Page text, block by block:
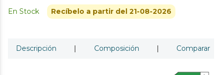
En Stock Recíbelo a partir del 21-08-2026
Descripción | Composición | Comparar